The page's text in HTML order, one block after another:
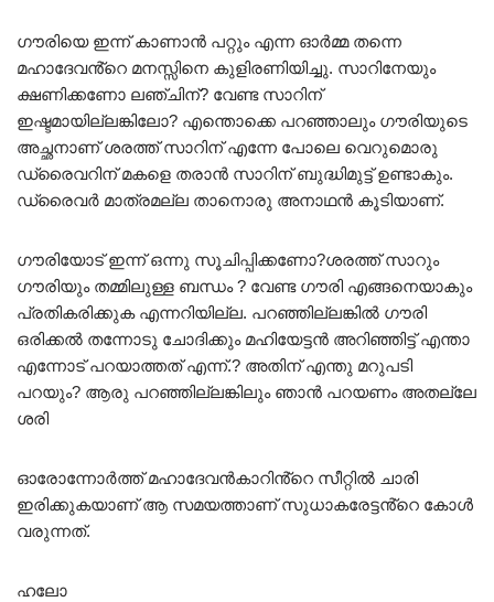
ഗൗരിയെ ഇന്ന് കാണാൻ പറ്റും എന്ന ഓർമ്മ തന്നെ
മഹാദേവൻ്റെ മനസ്സിനെ കുളിരണിയിച്ചു. സാറിനേയും
ക്ഷണിക്കണോ ലഞ്ചിന്? വേണ്ട സാറിന്
ഇഷ്ടമായില്ലങ്കിലോ? എന്തൊക്കെ പറഞ്ഞാലും ഗൗരിയുടെ
അച്ഛനാണ് ശരത്ത് സാറിന് എന്നേ പോലെ വെറുമൊരു
ഡ്രൈവറിന് മകളെ തരാൻ സാറിന് ബുദ്ധിമുട്ട് ഉണ്ടാകും.
ഡ്രൈവർ മാത്രമല്ല താനൊരു അനാഥൻ കൂടിയാണ്.
ഗൗരിയോട് ഇന്ന് ഒന്നു സൂചിപ്പിക്കണോ?ശരത്ത് സാറും
ഗൗരിയും തമ്മിലുള്ള ബന്ധം ? വേണ്ട ഗൗരി എങ്ങനെയാകും
പ്രതികരിക്കുക എന്നറിയില്ല. പറഞ്ഞില്ലങ്കിൽ ഗൗരി
ഒരിക്കൽ തന്നോടു ചോദിക്കും മഹിയേട്ടൻ അറിഞ്ഞിട്ട് എന്താ
എന്നോട് പറയാത്തത് എന്ന്.? അതിന് എന്തു മറുപടി
പറയും? ആരു പറഞ്ഞില്ലങ്കിലും ഞാൻ പറയണം അതല്ലേ
ശരി
ഓരോന്നോർത്ത് മഹാദേവൻകാറിൻ്റെ സീറ്റിൽ ചാരി
ഇരിക്കുകയാണ് ആ സമയത്താണ് സുധാകരേട്ടൻ്റെ കോൾ
വരുന്നത്.
ഹലോ